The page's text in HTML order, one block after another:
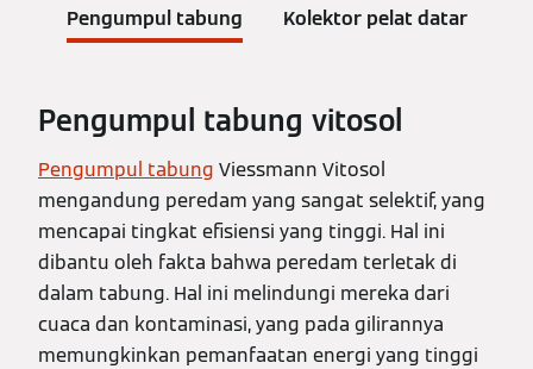
Pengumpul tabung Kolektor pelat datar
Pengumpul tabung vitosol
Pengumpul tabung Viessmann Vitosol
mengandung peredam yang sangat selektif, yang
mencapai tingkat efisiensi yang tinggi. Hal ini
dibantu oleh fakta bahwa peredam terletak di
dalam tabung. Hal ini melindungi mereka dari
cuaca dan kontaminasi, yang pada gilirannya
memungkinkan pemanfaatan energi yang tinggi